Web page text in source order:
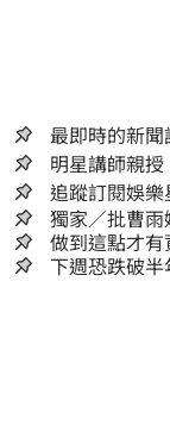
最即時的新
明星講師親
追蹤訂閱娛
獨家／批曹
工會跟演藝圈
做到這點才
下週恐跌破